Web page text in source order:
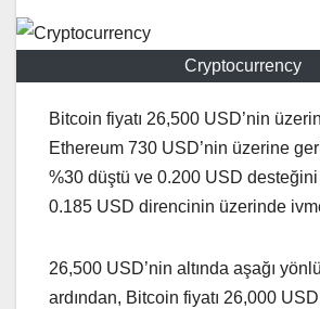
Cryptocurrency
Bitcoin fiyatı 26,500 USD’nin
Ethereum 730 USD’nin üzerine
%30 düştü ve 0.200 USD
0.185 USD direncinin üzerinde
26,500 USD’nin altında aşağı
ardından, Bitcoin fiyatı 26,000